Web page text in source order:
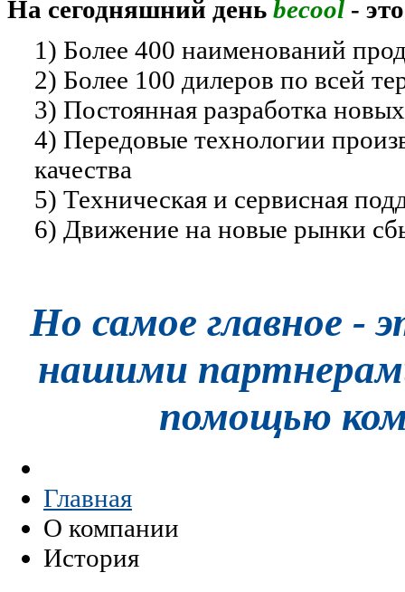
На сегодняшний день becool -
1) Более 400 наименований
2) Более 100 дилеров по всей
3) Постоянная разработка
4) Передовые технологии
качества
5) Техническая и сервисная
6) Движение на новые рынки
Но самое главное -
нашими
помощью
Главная
О компании
История